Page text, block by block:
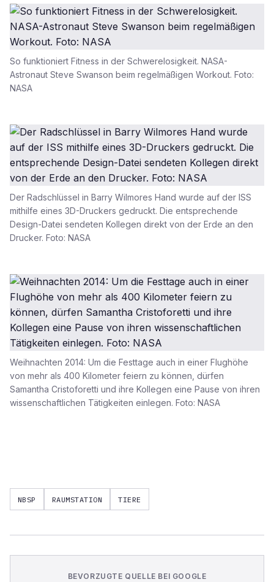
So funktioniert Fitness in der Schwerelosigkeit. NASA-
Astronaut Steve Swanson beim regelmäßigen Workout. Foto:
NASA
Der Radschlüssel in Barry Wilmores Hand wurde auf der ISS
mithilfe eines 3D-Druckers gedruckt. Die entsprechende
Design-Datei sendeten Kollegen direkt von der Erde an den
Drucker. Foto: NASA
Weihnachten 2014: Um die Festtage auch in einer Flughöhe
von mehr als 400 Kilometer feiern zu können, dürfen
Samantha Cristoforetti und ihre Kollegen eine Pause von ihren
wissenschaftlichen Tätigkeiten einlegen. Foto: NASA
NBSP RAUMSTATION TIERE
BEVORZUGTE QUELLE BEI GOOGLE